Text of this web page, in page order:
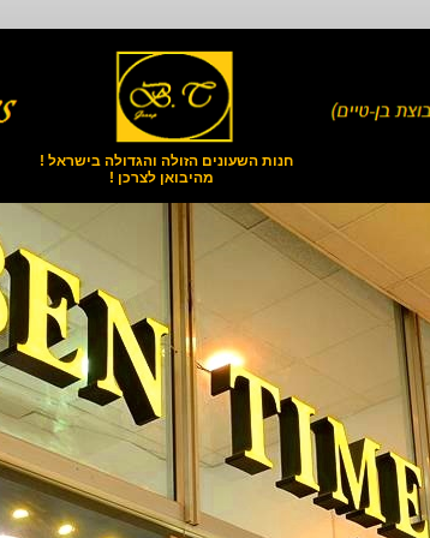
חנות השעונים הזולה והגדולה בישראל !
מהיבואן לצרכן !